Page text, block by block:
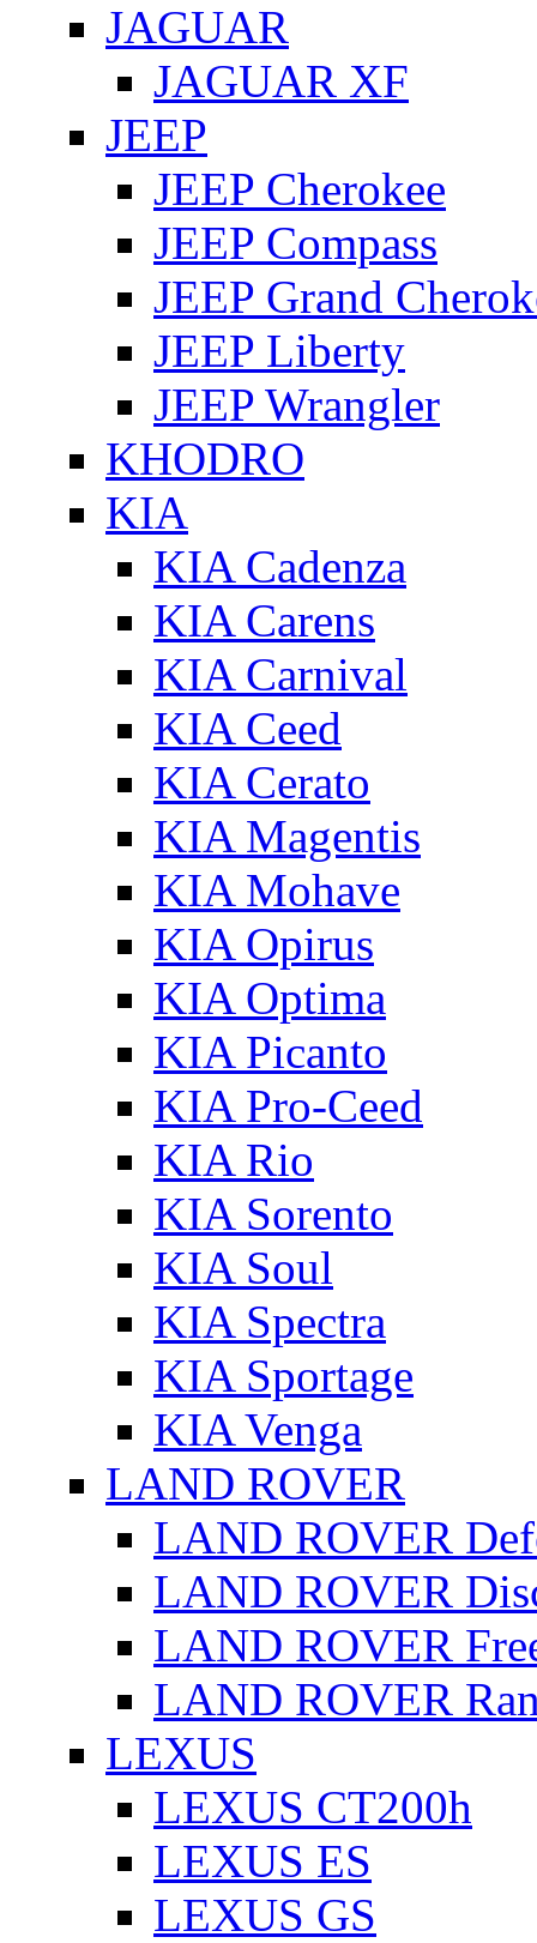
JAGUAR
JAGUAR XF
JEEP
JEEP Cherokee
JEEP Compass
JEEP Grand
JEEP Liberty
JEEP Wrangler
KHODRO
KIA
KIA Cadenza
KIA Carens
KIA Carnival
KIA Ceed
KIA Cerato
KIA Magentis
KIA Mohave
KIA Opirus
KIA Optima
KIA Picanto
KIA Pro-Ceed
KIA Rio
KIA Sorento
KIA Soul
KIA Spectra
KIA Sportage
KIA Venga
LAND ROVER
LAND ROVER
LAND ROVER
LAND ROVER
LAND ROVER
LEXUS
LEXUS CT200h
LEXUS ES
LEXUS GS